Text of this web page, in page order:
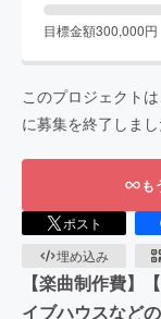
目標金額300,000円
このプロジェクトは
に募集を終了しまし
も
ポスト
埋め込み
【楽曲制作費】
イブハウスなど